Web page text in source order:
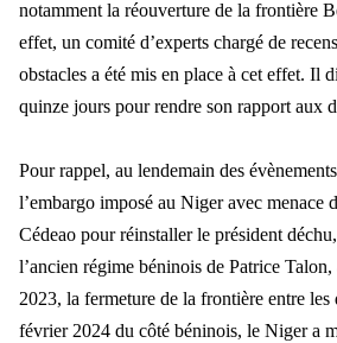
notamment la réouverture de la frontière
effet, un comité d’experts chargé de
obstacles a été mis en place à cet effet. Il
quinze jours pour rendre son rapport aux
Pour rappel, au lendemain des
l’embargo imposé au Niger avec menace
Cédeao pour réinstaller le président
l’ancien régime béninois de Patrice
2023, la fermeture de la frontière entre
février 2024 du côté béninois, le Niger a